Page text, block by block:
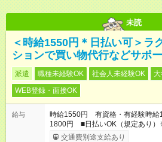
未読
＜時給1550円＊日払い可＞ラ
ションで買い物代行などサポ
派遣 職種未経験OK 社会人未経験OK
WEB登録・面接OK
給与
時給1550円 有資格・有経験時
1800円 ■日払いOK（規定あり
交通費別途支給あり